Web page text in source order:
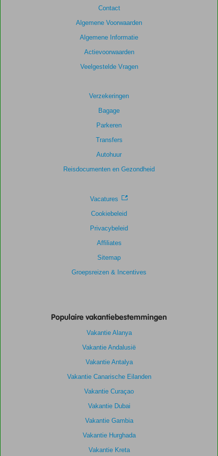
Contact
Algemene Voorwaarden
Algemene Informatie
Actievoorwaarden
Veelgestelde Vragen
Verzekeringen
Bagage
Parkeren
Transfers
Autohuur
Reisdocumenten en Gezondheid
Vacatures
Cookiebeleid
Privacybeleid
Affiliates
Sitemap
Groepsreizen & Incentives
Populaire vakantiebestemmingen
Vakantie Alanya
Vakantie Andalusië
Vakantie Antalya
Vakantie Canarische Eilanden
Vakantie Curaçao
Vakantie Dubai
Vakantie Gambia
Vakantie Hurghada
Vakantie Kreta